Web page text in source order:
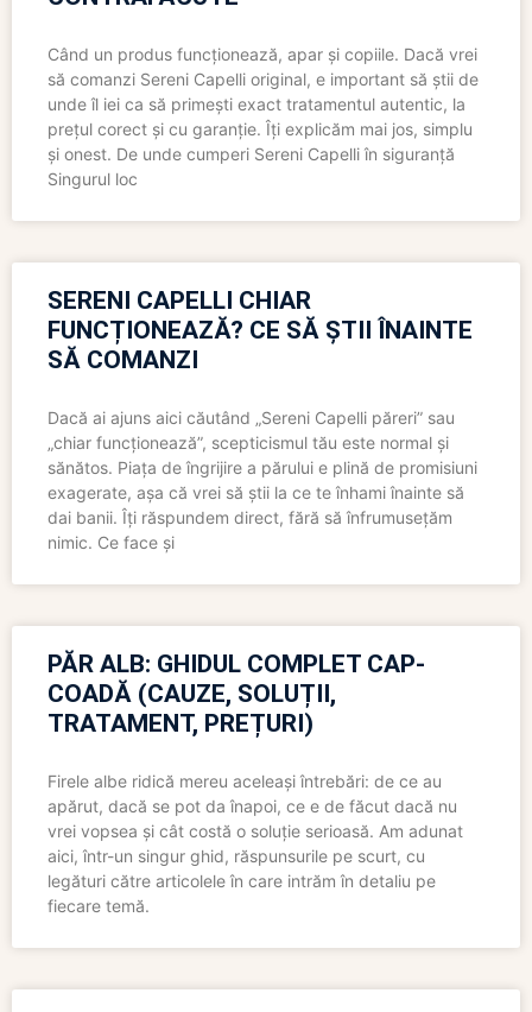
Când un produs funcționează, apar și copiile. Dacă vrei
să comanzi Sereni Capelli original, e important să știi de
unde îl iei ca să primești exact tratamentul autentic, la
prețul corect și cu garanție. Îți explicăm mai jos, simplu
și onest. De unde cumperi Sereni Capelli în siguranță
Singurul loc
SERENI CAPELLI CHIAR
FUNCȚIONEAZĂ? CE SĂ ȘTII ÎNAINTE
SĂ COMANZI
Dacă ai ajuns aici căutând „Sereni Capelli păreri” sau
„chiar funcționează”, scepticismul tău este normal și
sănătos. Piața de îngrijire a părului e plină de promisiuni
exagerate, așa că vrei să știi la ce te înhami înainte să
dai banii. Îți răspundem direct, fără să înfrumusețăm
nimic. Ce face și
PĂR ALB: GHIDUL COMPLET CAP-
COADĂ (CAUZE, SOLUȚII,
TRATAMENT, PREȚURI)
Firele albe ridică mereu aceleași întrebări: de ce au
apărut, dacă se pot da înapoi, ce e de făcut dacă nu
vrei vopsea și cât costă o soluție serioasă. Am adunat
aici, într-un singur ghid, răspunsurile pe scurt, cu
legături către articolele în care intrăm în detaliu pe
fiecare temă.